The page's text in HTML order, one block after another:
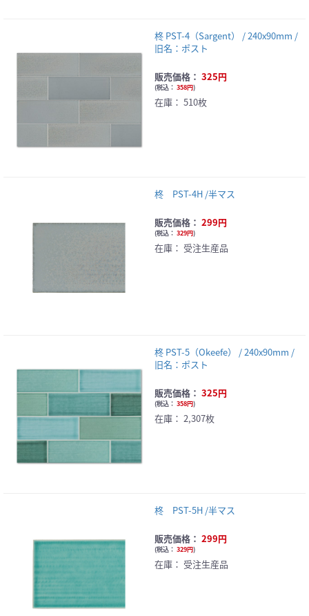
柊 PST-4（Sargent） / 240x90mm /
旧名：ポスト
販売価格： 325円
(税込： 358円)
在庫： 510枚
柊 PST-4H /半マス
販売価格： 299円
(税込： 329円)
在庫： 受注生産品
柊 PST-5（Okeefe） / 240x90mm /
旧名：ポスト
販売価格： 325円
(税込： 358円)
在庫： 2,307枚
柊 PST-5H /半マス
販売価格： 299円
(税込： 329円)
在庫： 受注生産品